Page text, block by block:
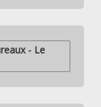
- Le